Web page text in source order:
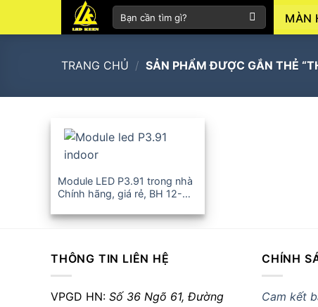
kiếm:
MÀN
TRANG CHỦ / SẢN PHẨM ĐƯỢC GẮN THẺ
+
Module LED P3.91 trong nhà
Chính hãng, giá rẻ, BH 12-
THÔNG TIN LIÊN HỆ
VPGD HN: Số 36 Ngõ 61, Đường
CHÍNH
Cam kết